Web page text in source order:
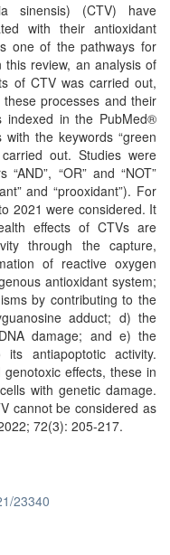
sinensis) (CTV) have
with their antioxidant
one of the pathways for
review, an analysis of
of CTV was carried out,
processes and their
indexed in the PubMed®
the keywords “green
out. Studies were
“OR” and “NOT”
and “prooxidant”). For
2021 were considered. It
effects of CTVs are
through the capture,
of reactive oxygen
antioxidant system;
by contributing to the
adduct; d) the
damage; and e) the
antiapoptotic activity.
effects, these in
with genetic damage.
cannot be considered as
72(3): 205-217.
23340